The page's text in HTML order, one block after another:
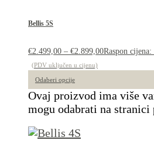
Bellis 5S
€2.499,00 – €2.899,00Raspon
(PDV uključen u cijenu)
Odaberi opcije
Ovaj proizvod ima više
mogu odabrati na stranici